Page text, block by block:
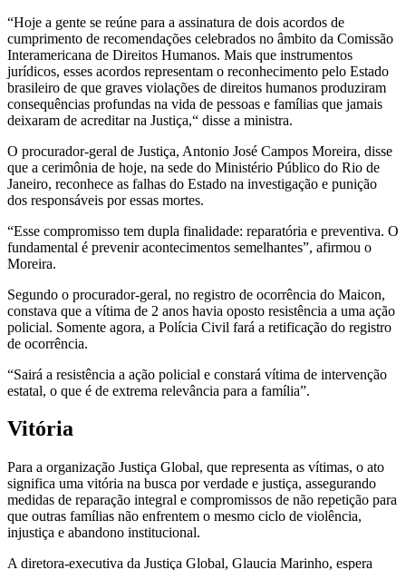
“Hoje a gente se reúne para a assinatura de dois acordos de
cumprimento de recomendações celebrados no âmbito da Comissão
Interamericana de Direitos Humanos. Mais que instrumentos
jurídicos, esses acordos representam o reconhecimento pelo Estado
brasileiro de que graves violações de direitos humanos produziram
consequências profundas na vida de pessoas e famílias que jamais
deixaram de acreditar na Justiça,“ disse a ministra.
O procurador-geral de Justiça, Antonio José Campos Moreira, disse
que a cerimônia de hoje, na sede do Ministério Público do Rio de
Janeiro, reconhece as falhas do Estado na investigação e punição
dos responsáveis por essas mortes.
“Esse compromisso tem dupla finalidade: reparatória e preventiva. O
fundamental é prevenir acontecimentos semelhantes”, afirmou o
Moreira.
Segundo o procurador-geral, no registro de ocorrência do Maicon,
constava que a vítima de 2 anos havia oposto resistência a uma ação
policial. Somente agora, a Polícia Civil fará a retificação do registro
de ocorrência.
“Sairá a resistência a ação policial e constará vítima de intervenção
estatal, o que é de extrema relevância para a família”.
Vitória
Para a organização Justiça Global, que representa as vítimas, o ato
significa uma vitória na busca por verdade e justiça, assegurando
medidas de reparação integral e compromissos de não repetição para
que outras famílias não enfrentem o mesmo ciclo de violência,
injustiça e abandono institucional.
A diretora-executiva da Justiça Global, Glaucia Marinho, espera